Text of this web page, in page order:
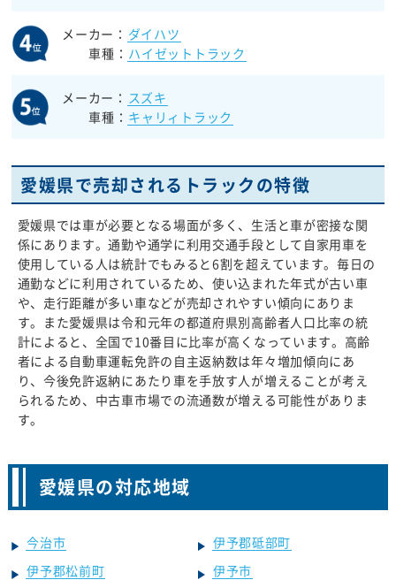
メーカー： ダイハツ
車種： ハイゼットトラック
メーカー： スズキ
車種： キャリィトラック
愛媛県で売却されるトラックの特徴
愛媛県では車が必要となる場面が多く、生活と車が密接な関
係にあります。通勤や通学に利用交通手段として自家用車を
使用している人は統計でもみると6割を超えています。毎日の
通勤などに利用されているため、使い込まれた年式が古い車
や、走行距離が多い車などが売却されやすい傾向にありま
す。また愛媛県は令和元年の都道府県別高齢者人口比率の統
計によると、全国で10番目に比率が高くなっています。高齢
者による自動車運転免許の自主返納数は年々増加傾向にあ
り、今後免許返納にあたり車を手放す人が増えることが考え
られるため、中古車市場での流通数が増える可能性がありま
す。
愛媛県の対応地域
今治市
伊予郡砥部町
伊予郡松前町
伊予市